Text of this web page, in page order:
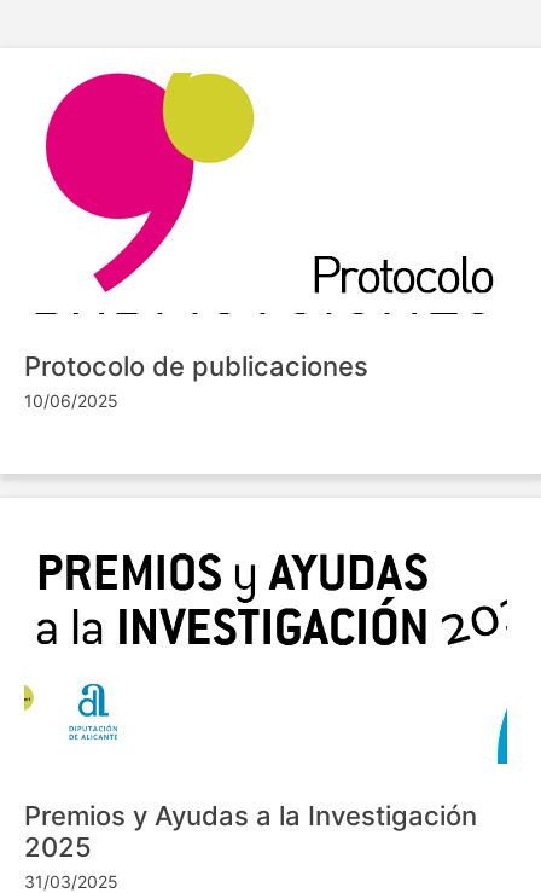
Protocolo de publicaciones
10/06/2025
Premios y Ayudas a la Investigación
2025
31/03/2025